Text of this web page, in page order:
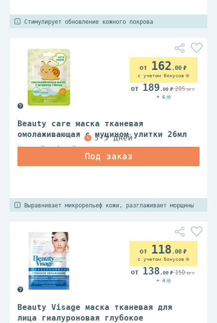
Стимулирует обновление кожного покрова
Beauty care маска тканевая
омолаживающая с муцином улитки 26мл
Коаст Пасифик Лимитед
162 .00
с учетом бонусов
189 .00 205.00
+ 6
Выравнивает микрорельеф кожи, разглаживает морщины
Beauty Visage маска тканевая для
лица гиалуроновая глубокое
118 .00
с учетом бонусов
138 .00 150.00
+ 4